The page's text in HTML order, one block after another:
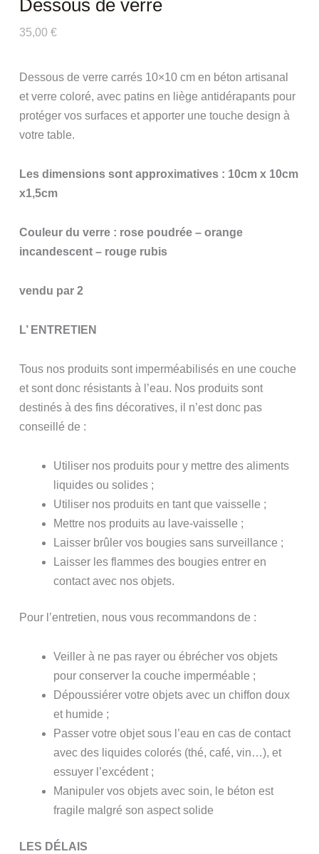
Dessous de verre
35,00 €
Dessous de verre carrés 10×10 cm en béton artisanal
et verre coloré, avec patins en liège antidérapants pour
protéger vos surfaces et apporter une touche design à
votre table.
Les dimensions sont approximatives : 10cm x 10cm
x1,5cm
Couleur du verre : rose poudrée – orange
incandescent – rouge rubis
vendu par 2
L’ ENTRETIEN
Tous nos produits sont imperméabilisés en une couche
et sont donc résistants à l’eau. Nos produits sont
destinés à des fins décoratives, il n’est donc pas
conseillé de :
Utiliser nos produits pour y mettre des aliments
liquides ou solides ;
Utiliser nos produits en tant que vaisselle ;
Mettre nos produits au lave-vaisselle ;
Laisser brûler vos bougies sans surveillance ;
Laisser les flammes des bougies entrer en
contact avec nos objets.
Pour l’entretien, nous vous recommandons de :
Veiller à ne pas rayer ou ébrécher vos objets
pour conserver la couche imperméable ;
Dépoussiérer votre objets avec un chiffon doux
et humide ;
Passer votre objet sous l’eau en cas de contact
avec des liquides colorés (thé, café, vin…), et
essuyer l’excédent ;
Manipuler vos objets avec soin, le béton est
fragile malgré son aspect solide
LES DÉLAIS